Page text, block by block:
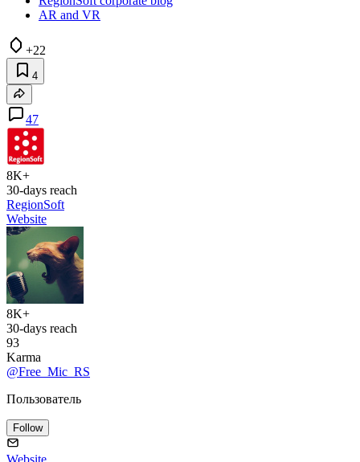
AR and VR
+22
4
47
8K+
30-days reach
RegionSoft
Website
8K+
30-days reach
93
Karma
@Free_Mic_RS
Пользователь
Follow
Website